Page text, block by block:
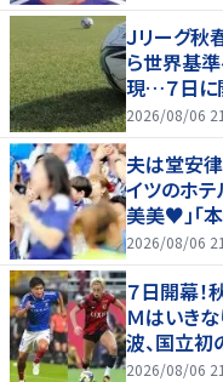
Ｊリーグ秋
ら世界基
現…７日に
2026/08/06
夫は堂安
イツのホ
美美♥」「
2026/08/06
７日開幕
Ｍはいき
波、国立
2026/08/06